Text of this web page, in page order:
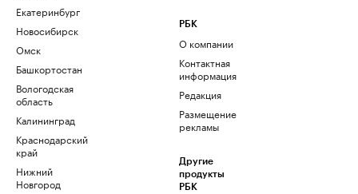
Екатеринбург
Новосибирск
Омск
Башкортостан
Вологодская
область
Калининград
Краснодарский
край
Нижний
Новгород
РБК
О компании
Контактная
информация
Редакция
Размещение
рекламы
Другие
продукты
РБК